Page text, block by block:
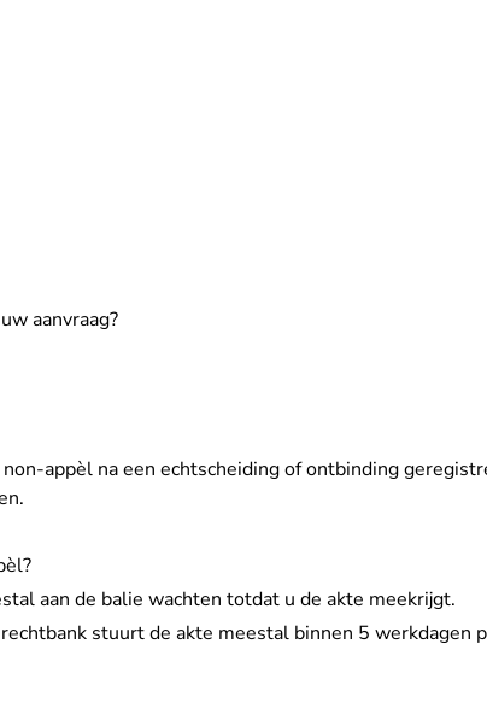
aanvraag?
non-appèl na een echtscheiding of ontbinding
aan de balie wachten totdat u de akte meekrijgt.
stuurt de akte meestal binnen 5 werkdagen